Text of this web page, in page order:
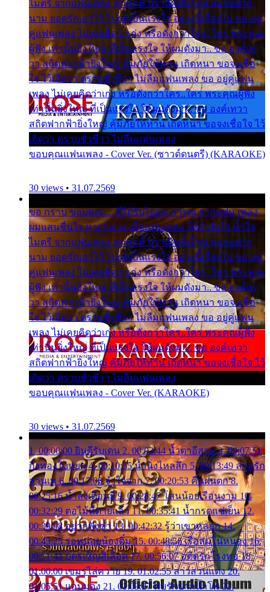
ไมตรี จากแฟนเพลง ทุกทุกที่ ปราณีหลั่งไหล ผมขอฝาก
นาม ยอดรักเอาไว้ โปรดเป็นแรงใจ อย่างนี้เรื่อยไป ขอ อยู่
คู่แฟนเพลง ไม่เคยคิดว่าเก่ง หรือดังกว่าใคร..ใคร พระคุณ
ผู้ฟัง เท่านั้นยิ่งใหญ่ ที่เป็นแรงใจ ให้ผมดังมา.. ขอ องค์เท
วา สถิตฟากฟ้ายิ่งใหญ่ คุ้มภัยให้ท่าน เถิดหนา ขอจงเชื่อ
ใจ ไว้เถิดว่า ตราบชั่วชีวา ไม่ลืมแฟนเพลง ขอ อยู่คู่แฟน
เพลง ไม่เคยคิดว่าเก่ง หรือดังกว่าใคร..ใคร พระคุณผู้ฟัง
เท่านั้นยิ่งใหญ่ ที่เป็นแรงใจ ให้ผมดังมา.. ขอ องค์เทวา
สถิตฟากฟ้ายิ่งใหญ่ คุ้มภัยให้ท่าน เถิดหนา ขอจงเชื่อใจ ไว้
เถิดว่า ตราบชั่วชีวา ไม่ลืมแฟนเพลง
ขอบคุณแฟนเพลง - Cover Ver. (ซาวด์ดนตรี) (KARAOKE)
30 views • 31.07.2569
ขอ กราบ ขอบคุณ.... ที่ได้รับไออุ่น การุณ จากแฟน เพลง
ผมแสนชื่นใจ หายวังเวง เมื่อแฟนเพลง ให้กำลังใจ น้ำใจ
ไมตรี จากแฟนเพลง ทุกทุกที่ ปราณีหลั่งไหล ผมขอฝาก
นาม ยอดรักเอาไว้ โปรดเป็นแรงใจ อย่างนี้เรื่อยไป ขอ อยู่
คู่แฟนเพลง ไม่เคยคิดว่าเก่ง หรือดังกว่าใคร..ใคร พระคุณ
ผู้ฟัง เท่านั้นยิ่งใหญ่ ที่เป็นแรงใจ ให้ผมดังมา.. ขอ องค์เท
วา สถิตฟากฟ้ายิ่งใหญ่ คุ้มภัยให้ท่าน เถิดหนา ขอจงเชื่อ
ใจ ไว้เถิดว่า ตราบชั่วชีวา ไม่ลืมแฟนเพลง ขอ อยู่คู่แฟน
เพลง ไม่เคยคิดว่าเก่ง หรือดังกว่าใคร..ใคร พระคุณผู้ฟัง
เท่านั้นยิ่งใหญ่ ที่เป็นแรงใจ ให้ผมดังมา.. ขอ องค์เทวา
สถิตฟากฟ้ายิ่งใหญ่ คุ้มภัยให้ท่าน เถิดหนา ขอจงเชื่อใจ ไว้
เถิดว่า ตราบชั่วชีวา ไม่ลืมแฟนเพลง
ขอบคุณแฟนเพลง - Cover Ver. (KARAOKE)
30 views • 31.07.2569
1. 00:00:00 ยินดีรับเดน 2. 00:03:44 น้ำตาอีสาน 3. 00:07:51
กิ่งทองใบหยก 4. 00:10:35 น้ำนิ่งไหลลึก 5. 00:13:49 ลานรัก
ลานเท 6. 00:17:06 จำใจจาก 7. 00:20:53 คืนฝนตก 8.
00:25:16 น้ำลงเดือนยี่ 9. 00:28:47 โสนน้อยเรือนงาม 10.
00:32:29 ตอไม้ที่ตายแล้ว 11. 00:35:41 น้ำกรดแช่เย็น 12.
00:39:08 อยากฟังซ้ำ 13. 00:42:32 รู้ว่าเขาหลอก 14.
00:45:25 รอหน่อยน้องติ๋ม 15. 00:48:56 เรือล่มในหนอง 16.
00:51:43 บัตรเชิญสีเลือด 17. 00:56:07 อดีตรักโรงทอ 18.
01:00:00 เขมรไล่ควาย 19. 01:02:55 สาวสวนแตง 20.
01:05:51 แอบมอง 21. 01:09:27 พบรักปากน้ำโพ 22.